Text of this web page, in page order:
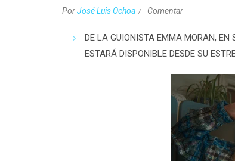
PorJosé Luis Ochoa Comentar
DE LA GUIONISTA EMMA MORAN, EN
ESTARÁ DISPONIBLE DESDE SU